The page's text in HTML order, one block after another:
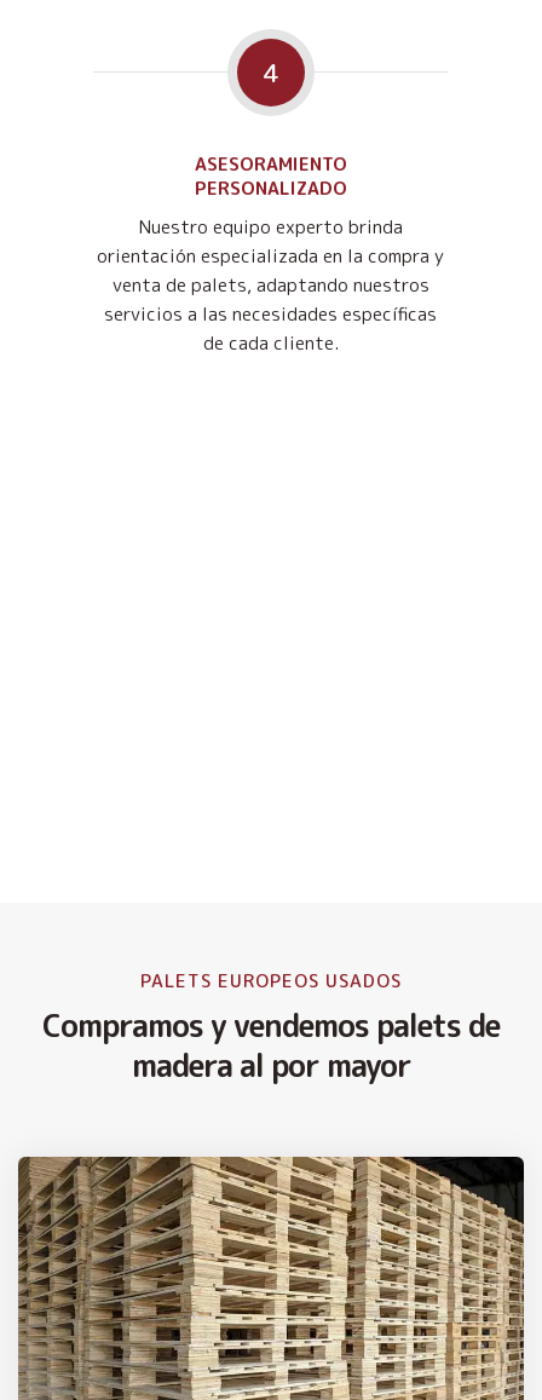
4
ASESORAMIENTO
PERSONALIZADO
Nuestro equipo experto brinda
orientación especializada en la compra y
venta de palets, adaptando nuestros
servicios a las necesidades específicas
de cada cliente.
PALETS EUROPEOS USADOS
Compramos y vendemos palets de
madera al por mayor